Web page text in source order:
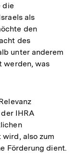
die
als
den
des
unter anderem
werden, was
IHRA
also zum
Förderung dient.